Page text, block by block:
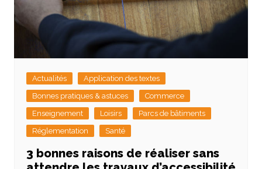
Actualités
Application des textes
Bonnes pratiques & astuces
Commerce
Enseignement
Loisirs
Parcs de bâtiments
Réglementation
Santé
3 bonnes raisons de réaliser sans